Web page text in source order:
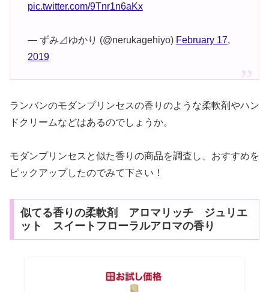
pic.twitter.com/9Tnr1n6aKx
— ずみ⊿ゆかり (@nerukagehiyo) February 17,
2019
ランバンのモダンプリンセスの香りのような柔軟剤やハン
ドクリームなどはあるのでしょうか。
モダンプリンセスと似た香りの商品を調査し、おすすめを
ピックアップしたのでみて下さい！
似てる香りの柔軟剤 アロマリッチ ジュリエ
ット スイートフローラルアロマの香り